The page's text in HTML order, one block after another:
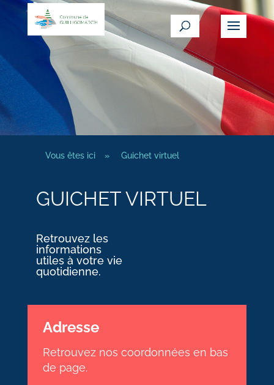
Vous êtes ici » Guichet virtuel
GUICHET VIRTUEL
Retrouvez les
informations
utiles à votre vie
quotidienne.
Adresse
Retrouvez nos coordonnées en bas
de page.